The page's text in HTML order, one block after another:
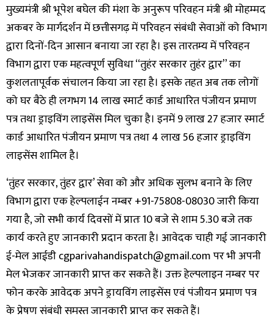
मुख्यमंत्री श्री भूपेश बघेल की मंशा के अनुरूप परिवहन मंत्री श्री मोहम्मद
अकबर के मार्गदर्शन में छत्तीसगढ़ में परिवहन संबंधी सेवाओं को विभाग
द्वारा दिनों-दिन आसान बनाया जा रहा है। इस तारतम्य में परिवहन
विभाग द्वारा एक महत्वपूर्ण सुविधा ‘‘तुहंर सरकार तुहंर द्वार’’ का
कुशलतापूर्वक संचालन किया जा रहा है। इसके तहत अब तक लोगों
को घर बैठे ही लगभग 14 लाख स्मार्ट कार्ड आधारित पंजीयन प्रमाण
पत्र तथा ड्राइविंग लाइसेंस मिल चुका है। इनमें 9 लाख 27 हजार स्मार्ट
कार्ड आधारित पंजीयन प्रमाण पत्र तथा 4 लाख 56 हजार ड्राइविंग
लाइसेंस शामिल है।
‘तुंहर सरकार, तुंहर द्वार’ सेवा को और अधिक सुलभ बनाने के लिए
विभाग द्वारा एक हेल्पलाईन नम्बर +91-75808-08030 जारी किया
गया है, जो सभी कार्य दिवसों में प्रातः 10 बजे से शाम 5.30 बजे तक
कार्य करते हुए जानकारी प्रदान करता है। आवेदक चाही गई जानकारी
ई-मेल आईडी cgparivahandispatch@gmail.com पर भी अपनी
मेल भेजकर जानकारी प्राप्त कर सकते हैं। उक्त हेल्पलाइन नम्बर पर
फोन करके आवेदक अपने ड्रायविंग लाइसेंस एवं पंजीयन प्रमाण पत्र
के प्रेषण संबंधी समस्त जानकारी प्राप्त कर सकते हैं।